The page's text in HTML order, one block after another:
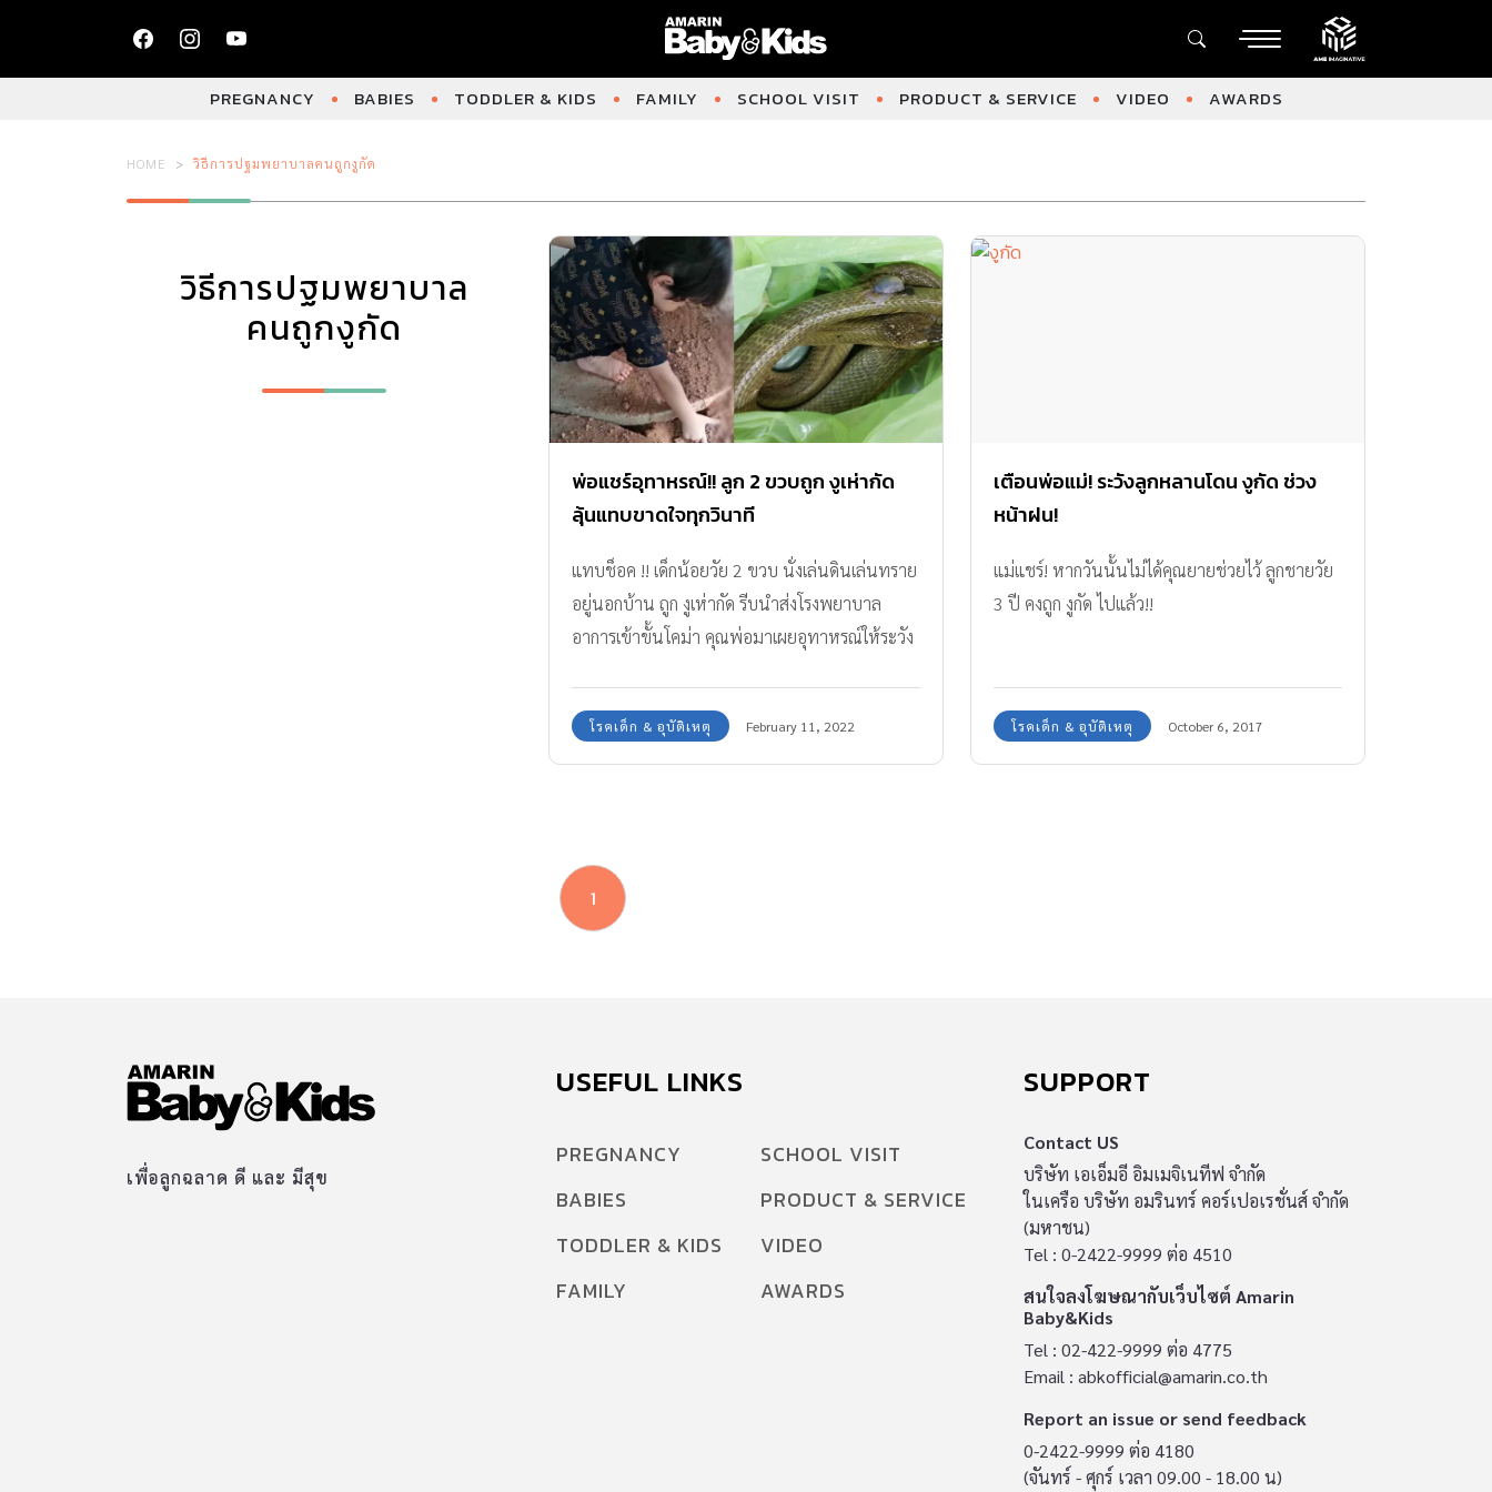
PREGNANCY BABIES TODDLER & KIDS FAMILY SCHOOL VISIT PRODUCT & SERVICE VIDEO AWARDS
HOME วิธีการปฐมพยาบาลคนถูกงูกัด
วิธีการปฐมพยาบาล
คนถูกงูกัด
พ่อแชร์อุทาหรณ์!! ลูก 2 ขวบถูก งูเห่ากัด
ลุ้นแทบขาดใจทุกวินาที
แทบช็อค !! เด็กน้อยวัย 2 ขวบ นั่งเล่นดินเล่นทราย
อยู่นอกบ้าน ถูก งูเห่ากัด รีบนำส่งโรงพยาบาล
อาการเข้าขั้นโคม่า คุณพ่อมาเผยอุทาหรณ์ให้ระวัง
โรคเด็ก & อุบัติเหตุ February 11, 2022
เตือนพ่อแม่! ระวังลูกหลานโดน งูกัด ช่วง
หน้าฝน!
แม่แชร์! หากวันนั้นไม่ได้คุณยายช่วยไว้ ลูกชายวัย
3 ปี คงถูก งูกัด ไปแล้ว!!
โรคเด็ก & อุบัติเหตุ October 6, 2017
1
เพื่อลูกฉลาด ดี และ มีสุข
USEFUL LINKS
PREGNANCY
BABIES
TODDLER & KIDS
FAMILY
SCHOOL VISIT
PRODUCT & SERVICE
VIDEO
AWARDS
SUPPORT
Contact US
บริษัท เอเอ็มอี อิมเมจิเนทีฟ จำกัด
ในเครือ บริษัท อมรินทร์ คอร์เปอเรชั่นส์ จำกัด
(มหาชน)
Tel : 0-2422-9999 ต่อ 4510
สนใจลงโฆษณากับเว็บไซต์ Amarin
Baby&Kids
Tel : 02-422-9999 ต่อ 4775
Email : abkofficial@amarin.co.th
Report an issue or send feedback
0-2422-9999 ต่อ 4180
(จันทร์ - ศุกร์ เวลา 09.00 - 18.00 น)